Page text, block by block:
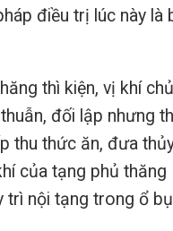
điều trị lúc này là
thì kiện, vị khí chủ
đối lập nhưng
thu thức ăn, đưa
của tạng phủ thăng
trì nội tạng trong ổ